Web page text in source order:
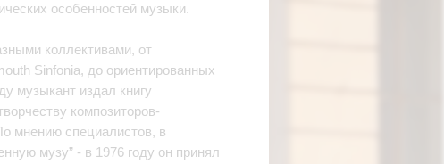
особенностей музыки.
коллективами, от
Sinfonia, до ориентированных
музыкант издал книгу
композиторов-
мнению специалистов, в
музу” - в 1976 году он принял